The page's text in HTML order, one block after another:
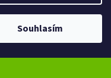
Souhlasím
se dotazujte na
práva vyhrazena.